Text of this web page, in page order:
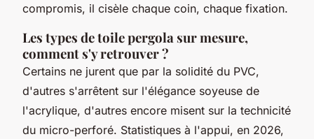
compromis, il cisèle chaque coin, chaque fixation.
Les types de toile pergola sur mesure,
comment s'y retrouver ?
Certains ne jurent que par la solidité du PVC,
d'autres s'arrêtent sur l'élégance soyeuse de
l'acrylique, d'autres encore misent sur la technicité
du micro-perforé. Statistiques à l'appui, en 2026,